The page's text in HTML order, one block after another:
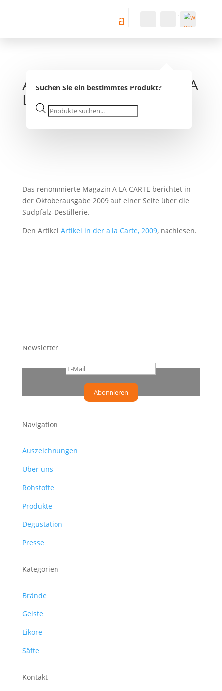
Suche
Warenkorb €
Suchen Sie ein bestimmtes Produkt?
Products
search
Artikel in der Zeitschrift A
LA CARTE
Das renommierte Magazin A LA CARTE berichtet in
der Oktoberausgabe 2009 auf einer Seite über die
Südpfalz-Destillerie.
Den Artikel Artikel in der a la Carte, 2009, nachlesen.
Newsletter
Abonnieren
Navigation
Auszeichnungen
Über uns
Rohstoffe
Produkte
Degustation
Presse
Kategorien
Brände
Geiste
Liköre
Säfte
Kontakt